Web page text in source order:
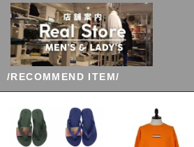
/RECOMMEND ITEM/